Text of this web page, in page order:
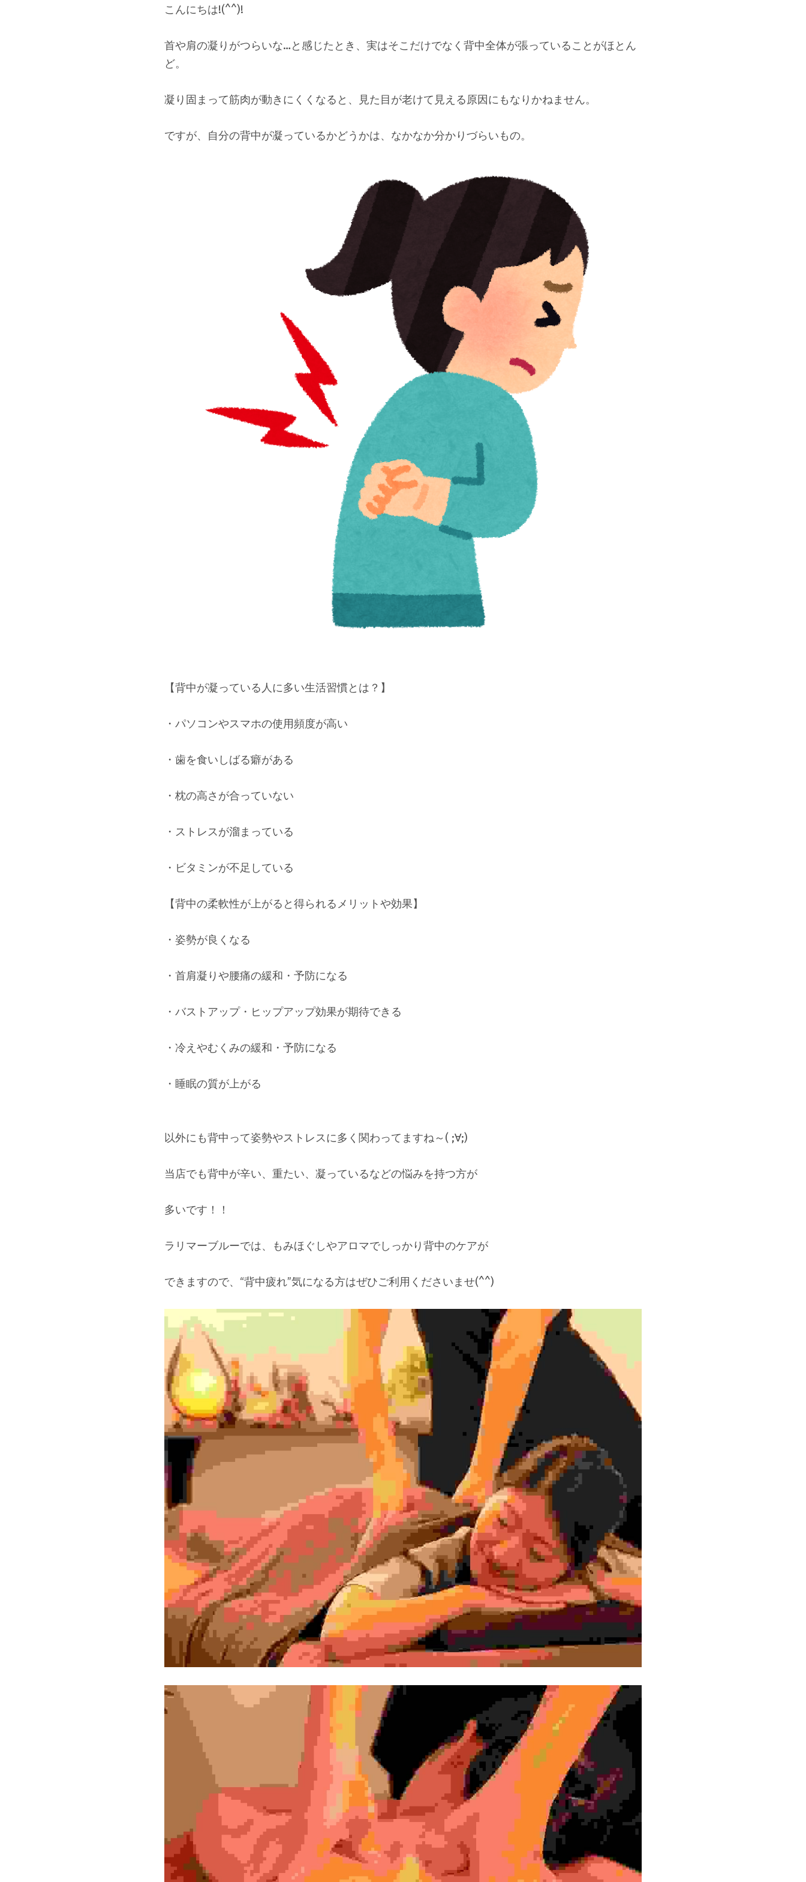
こんにちは!(^^)!
首や肩の凝りがつらいな…と感じたとき、実はそこだけでなく背中全体が張っていることがほとん
ど。
凝り固まって筋肉が動きにくくなると、見た目が老けて見える原因にもなりかねません。
ですが、自分の背中が凝っているかどうかは、なかなか分かりづらいもの。
【背中が凝っている人に多い生活習慣とは？】
・パソコンやスマホの使用頻度が高い
・歯を食いしばる癖がある
・枕の高さが合っていない
・ストレスが溜まっている
・ビタミンが不足している
【背中の柔軟性が上がると得られるメリットや効果】
・姿勢が良くなる
・首肩凝りや腰痛の緩和・予防になる
・バストアップ・ヒップアップ効果が期待できる
・冷えやむくみの緩和・予防になる
・睡眠の質が上がる
以外にも背中って姿勢やストレスに多く関わってますね～( ;∀;)
当店でも背中が辛い、重たい、凝っているなどの悩みを持つ方が
多いです！！
ラリマーブルーでは、もみほぐしやアロマでしっかり背中のケアが
できますので、“背中疲れ”気になる方はぜひご利用くださいませ(^^)